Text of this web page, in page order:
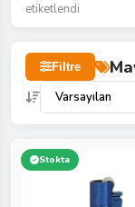
etiketlendi
Filtre
Stokta